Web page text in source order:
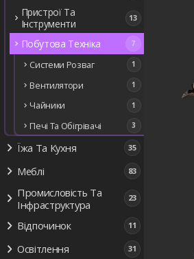
Пристрої Та
Інструменти
13
Побутова Техніка 7
Системи Розваг 1
Вентилятори 1
Чайники 1
Печі Та Обігрівачі 3
Їжа Та Кухня 35
Меблі 83
Промисловість Та
Інфраструктура
23
Відпочинок 11
Освітлення 31